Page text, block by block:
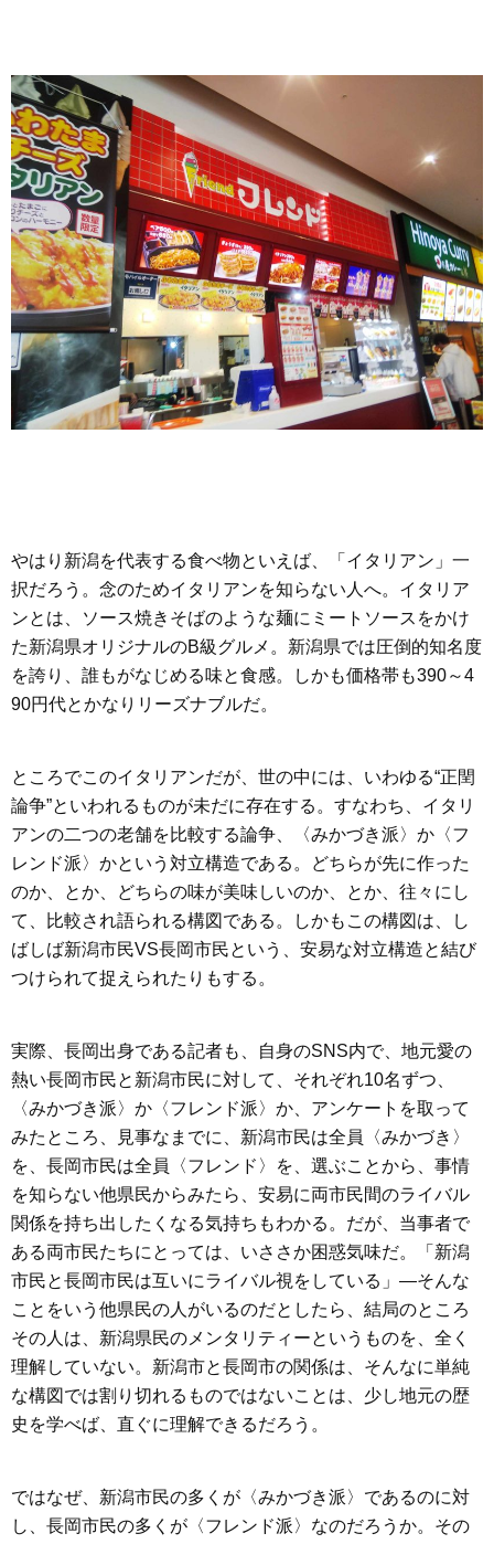
やはり新潟を代表する食べ物といえば、「イタリアン」一
択だろう。念のためイタリアンを知らない人へ。イタリア
ンとは、ソース焼きそばのような麺にミートソースをかけ
た新潟県オリジナルのB級グルメ。新潟県では圧倒的知名度
を誇り、誰もがなじめる味と食感。しかも価格帯も390～4
90円代とかなりリーズナブルだ。
ところでこのイタリアンだが、世の中には、いわゆる“正閏
論争”といわれるものが未だに存在する。すなわち、イタリ
アンの二つの老舗を比較する論争、〈みかづき派〉か〈フ
レンド派〉かという対立構造である。どちらが先に作った
のか、とか、どちらの味が美味しいのか、とか、往々にし
て、比較され語られる構図である。しかもこの構図は、し
ばしば新潟市民VS長岡市民という、安易な対立構造と結び
つけられて捉えられたりもする。
実際、長岡出身である記者も、自身のSNS内で、地元愛の
熱い長岡市民と新潟市民に対して、それぞれ10名ずつ、
〈みかづき派〉か〈フレンド派〉か、アンケートを取って
みたところ、見事なまでに、新潟市民は全員〈みかづき〉
を、長岡市民は全員〈フレンド〉を、選ぶことから、事情
を知らない他県民からみたら、安易に両市民間のライバル
関係を持ち出したくなる気持ちもわかる。だが、当事者で
ある両市民たちにとっては、いささか困惑気味だ。「新潟
市民と長岡市民は互いにライバル視をしている」—そんな
ことをいう他県民の人がいるのだとしたら、結局のところ
その人は、新潟県民のメンタリティーというものを、全く
理解していない。新潟市と長岡市の関係は、そんなに単純
な構図では割り切れるものではないことは、少し地元の歴
史を学べば、直ぐに理解できるだろう。
ではなぜ、新潟市民の多くが〈みかづき派〉であるのに対
し、長岡市民の多くが〈フレンド派〉なのだろうか。その